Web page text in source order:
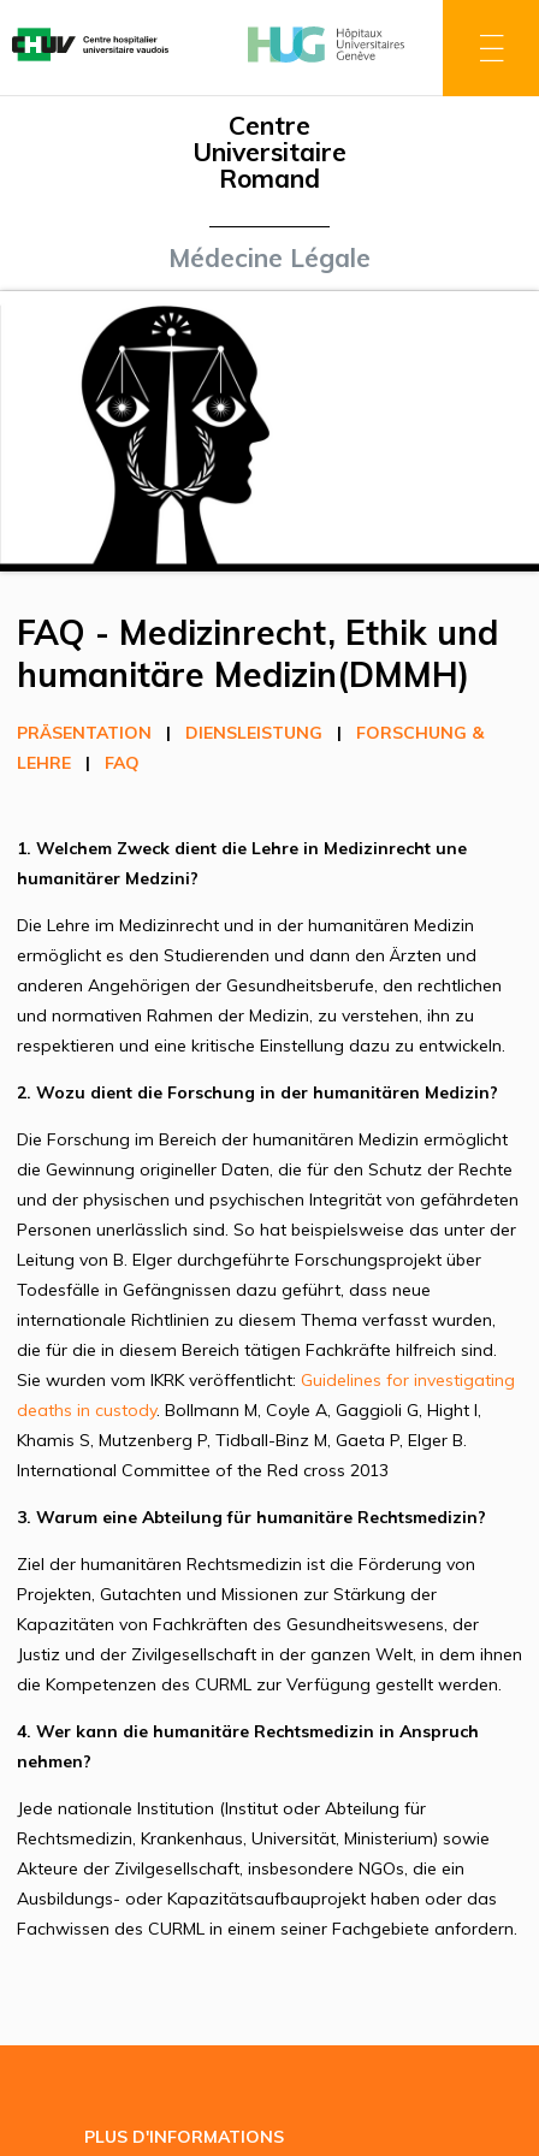
zum
Inhalt
Centre
Universitaire
Romand
Médecine Légale
FAQ - Medizinrecht, Ethik und
humanitäre Medizin(DMMH)
PRÄSENTATION | DIENSLEISTUNG | FORSCHUNG &
LEHRE | FAQ
1. Welchem Zweck dient die Lehre in Medizinrecht une
humanitärer Medzini?
Die Lehre im Medizinrecht und in der humanitären Medizin
ermöglicht es den Studierenden und dann den Ärzten und
anderen Angehörigen der Gesundheitsberufe, den rechtlichen
und normativen Rahmen der Medizin, zu verstehen, ihn zu
respektieren und eine kritische Einstellung dazu zu entwickeln.
2. Wozu dient die Forschung in der humanitären Medizin?
Die Forschung im Bereich der humanitären Medizin ermöglicht
die Gewinnung origineller Daten, die für den Schutz der Rechte
und der physischen und psychischen Integrität von gefährdeten
Personen unerlässlich sind. So hat beispielsweise das unter der
Leitung von B. Elger durchgeführte Forschungsprojekt über
Todesfälle in Gefängnissen dazu geführt, dass neue
internationale Richtlinien zu diesem Thema verfasst wurden,
die für die in diesem Bereich tätigen Fachkräfte hilfreich sind.
Sie wurden vom IKRK veröffentlicht: Guidelines for investigating
deaths in custody. Bollmann M, Coyle A, Gaggioli G, Hight I,
Khamis S, Mutzenberg P, Tidball-Binz M, Gaeta P, Elger B.
International Committee of the Red cross 2013
3. Warum eine Abteilung für humanitäre Rechtsmedizin?
Ziel der humanitären Rechtsmedizin ist die Förderung von
Projekten, Gutachten und Missionen zur Stärkung der
Kapazitäten von Fachkräften des Gesundheitswesens, der
Justiz und der Zivilgesellschaft in der ganzen Welt, in dem ihnen
die Kompetenzen des CURML zur Verfügung gestellt werden.
4. Wer kann die humanitäre Rechtsmedizin in Anspruch
nehmen?
Jede nationale Institution (Institut oder Abteilung für
Rechtsmedizin, Krankenhaus, Universität, Ministerium) sowie
Akteure der Zivilgesellschaft, insbesondere NGOs, die ein
Ausbildungs- oder Kapazitätsaufbauprojekt haben oder das
Fachwissen des CURML in einem seiner Fachgebiete anfordern.
PLUS D'INFORMATIONS